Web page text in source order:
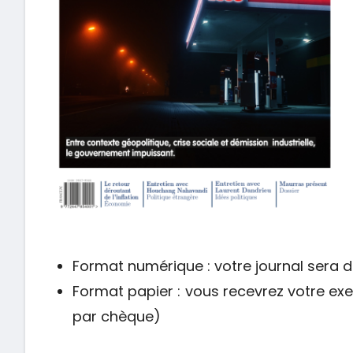
Format numérique : votre journal sera
Format papier : vous recevrez votre
par chèque)